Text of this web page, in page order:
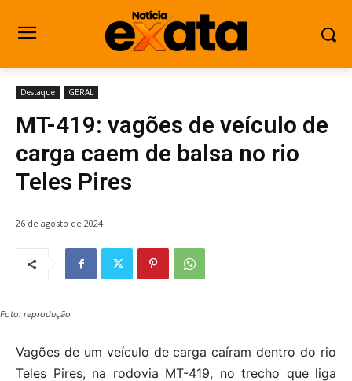
Destaque GERAL
MT-419: vagões de veículo de
carga caem de balsa no rio
Teles Pires
26 de agosto de 2024
Foto: reprodução
Vagões de um veículo de carga caíram dentro do rio
Teles Pires, na rodovia MT-419, no trecho que liga